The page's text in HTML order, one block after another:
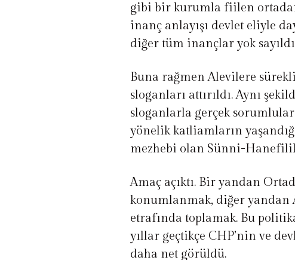
gibi bir kurumla fiilen ortadan
inanç anlayışı devlet eliyle
diğer tüm inançlar yok
Buna rağmen Alevilere
sloganları attırıldı. Aynı
sloganlarla gerçek sorumlular
yönelik katliamların
mezhebi olan Sünni-
Amaç açıktı. Bir yandan
konumlanmak, diğer yandan
etrafında toplamak. Bu
yıllar geçtikçe CHP’nin ve
daha net görüldü.